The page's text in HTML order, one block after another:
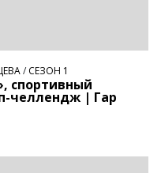
/ СЕЗОН 1
спортивный
челлендж | Гар